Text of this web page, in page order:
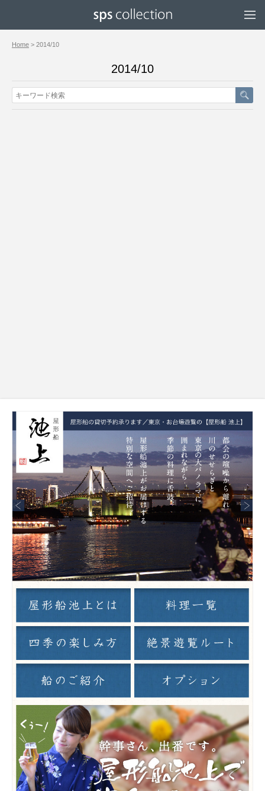
Home > 2014/10
2014/10